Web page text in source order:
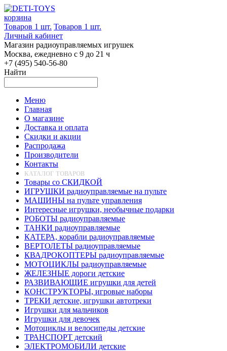
корзина
Товаров 1 шт. Товаров 1 шт.
Личный кабинет
Магазин радиоуправляемых игрушек
Москва, ежедневно с 9 до 21 ч
+7 (495) 540-56-80
Найти
Меню
Главная
О магазине
Доставка и оплата
Скидки и акции
Распродажа
Производители
Контакты
КАТАЛОГ ТОВАРОВ
Товары со СКИДКОЙ
ИГРУШКИ радиоуправляемые на пульте
МАШИНЫ на пульте управления
Интересные игрушки, необычные подарки
РОБОТЫ радиоуправляемые
ТАНКИ радиоуправляемые
КАТЕРА, корабли радиоуправляемые
ВЕРТОЛЕТЫ радиоуправляемые
КВАДРОКОПТЕРЫ радиоуправляемые
МОТОЦИКЛЫ радиоуправляемые
ЖЕЛЕЗНЫЕ дороги детские
РАЗВИВАЮЩИЕ игрушки для детей
КОНСТРУКТОРЫ, игровые наборы
ТРЕКИ детские, игрушки автотреки
Игрушки для мальчиков
Игрушки для девочек
Мотоциклы и велосипеды детские
ТРАНСПОРТ детский
ЭЛЕКТРОМОБИЛИ детские